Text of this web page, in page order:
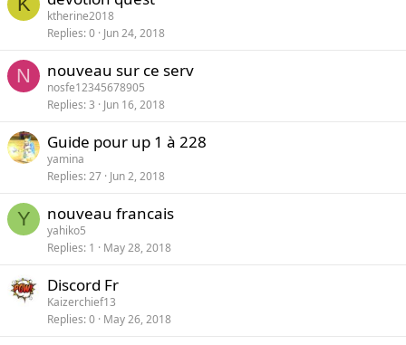
ktherine2018
Replies 0 Jun 24, 2018
N nouveau sur ce serv
nosfe12345678905
Replies 3 Jun 16, 2018
Guide pour up 1 à 228
yamina
Replies 27 Jun 2, 2018
Y nouveau francais
yahiko5
Replies 1 May 28, 2018
Discord Fr
Kaizerchief13
Replies 0 May 26, 2018